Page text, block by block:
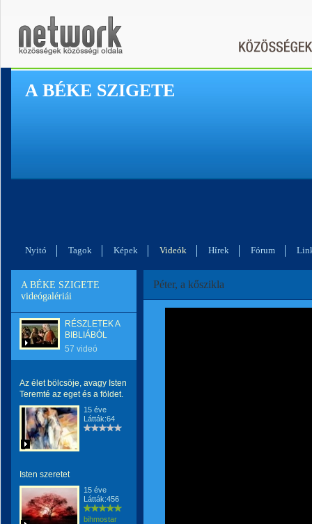
A BÉKE SZIGETE
Nyitó Tagok Képek Videók Hírek Fórum
A BÉKE SZIGETE
videógalériái
RÉSZLETEK A
BIBLIÁBÓL
57 videó
Az élet bölcsöje, avagy Isten
Teremté az eget és a földet.
15 éve
Látták:64
Isten szeretet
15 éve
Látták:456
bihmostar
Péter, a kőszikla